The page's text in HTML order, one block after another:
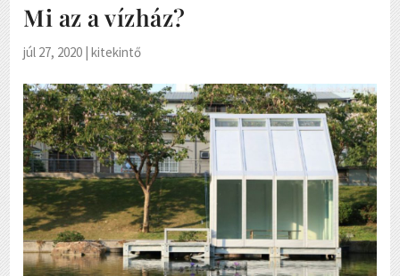
Mi az a vízház?
júl 27, 2020 |kitekintő